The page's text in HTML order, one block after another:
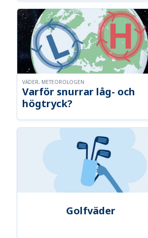
Varför snurrar låg- och
högtryck?
VÄDER, METEOROLOGEN
Golfväder